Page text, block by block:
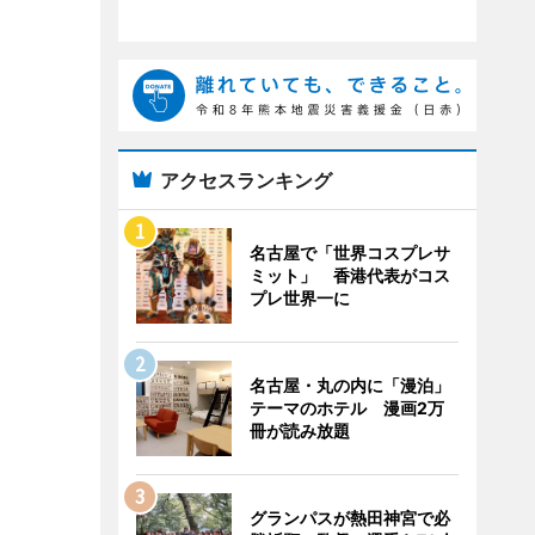
アクセスランキング
名古屋で「世界コスプレサ
ミット」 香港代表がコス
プレ世界一に
名古屋・丸の内に「漫泊」
テーマのホテル 漫画2万
冊が読み放題
グランパスが熱田神宮で必